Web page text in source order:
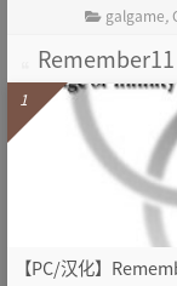
galgame,
【PC/汉化】
1